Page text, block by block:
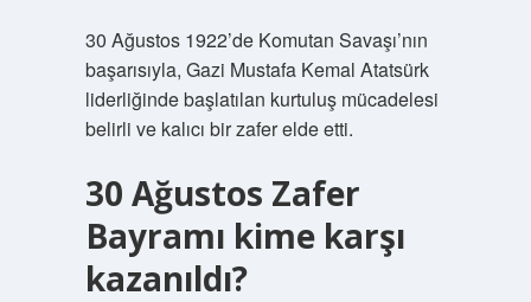
30 Ağustos 1922’de Komutan Savaşı’nın
başarısıyla, Gazi Mustafa Kemal Atatsürk
liderliğinde başlatılan kurtuluş mücadelesi
belirli ve kalıcı bir zafer elde etti.
30 Ağustos Zafer
Bayramı kime karşı
kazanıldı?